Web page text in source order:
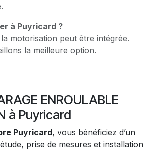
à Puyricard ?
motorisation peut être intégrée.
la meilleure option.
ENROULABLE
à Puyricard
Puyricard, vous bénéficiez d’un
prise de mesures et installation